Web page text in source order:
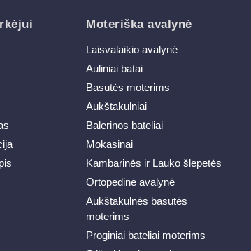
Moteriška avalynė
Laisvalaikio avalynė
Auliniai batai
Basutės moterims
Aukštakulniai
Balerinos bateliai
Mokasinai
Kambarinės ir Lauko šlepetės
Ortopedinė avalynė
Aukštakulnės basutės
moterims
Proginiai bateliai moterims